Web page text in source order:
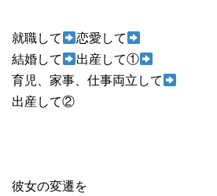
就職して
恋愛して
結婚して
出産して①
育児、家事、仕事両立して
出産して②
彼女の変遷を